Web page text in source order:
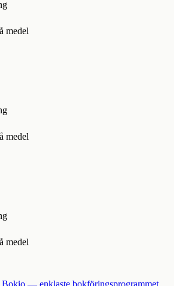
medel
medel
medel
— enklaste bokföringsprogrammet